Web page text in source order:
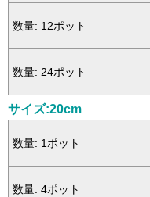
数量: 12ポット
数量: 24ポット
サイズ:20cm
数量: 1ポット
数量: 4ポット